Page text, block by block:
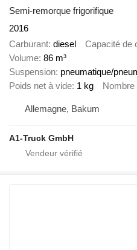
Semi-remorque frigorifique
2016
Carburant diesel Capacité de
Volume 86 m³
Suspension pneumatique/
Poids net à vide 1 kg Nombre
Allemagne, Bakum
A1-Truck GmbH